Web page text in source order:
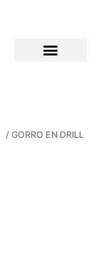
/ GORRO EN DRILL